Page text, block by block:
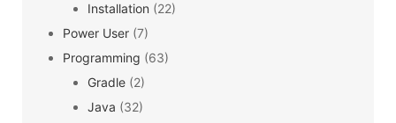
Installation (22)
Power User (7)
Programming (63)
Gradle (2)
Java (32)